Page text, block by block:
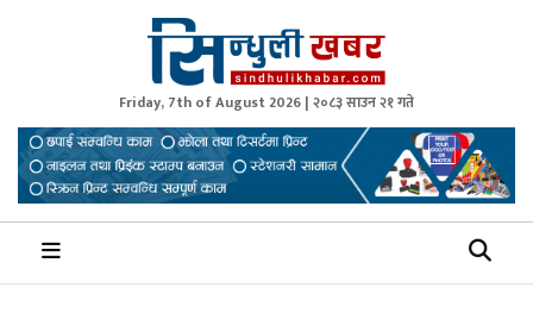
Sindhuli Khabar
News from Sindhuli Nepal
Friday, 7th of August 2026 | २०८३ साउन २१ गते